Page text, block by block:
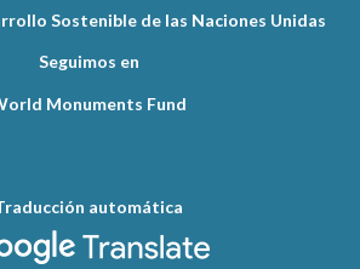
Sostenible de las Naciones Unidas
Seguimos en
Monuments Fund
automática